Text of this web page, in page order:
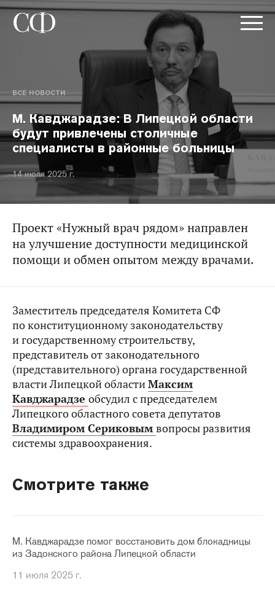
ВСЕ НОВОСТИ
М. Кавджарадзе: В Липецкой области
будут привлечены столичные
специалисты в районные больницы
14 июля 2025 г.
Проект «Нужный врач рядом» направлен
на улучшение доступности медицинской
помощи и обмен опытом между врачами.
Заместитель председателя Комитета СФ
по конституционному законодательству
и государственному строительству,
представитель от законодательного
(представительного) органа государственной
власти Липецкой областиМаксим
Кавджарадзе обсудил с председателем
Липецкого областного совета депутатов
Владимиром Сериковым вопросы развития
системы здравоохранения.
Смотрите также
М. Кавджарадзе помог восстановить дом блокадницы
из Задонского района Липецкой области
11 июля 2025 г.